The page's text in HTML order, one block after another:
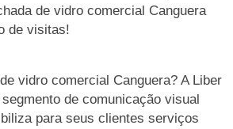
de vidro comercial Canguera
de visitas!
vidro comercial Canguera? A Liber
de comunicação visual
para seus clientes serviços